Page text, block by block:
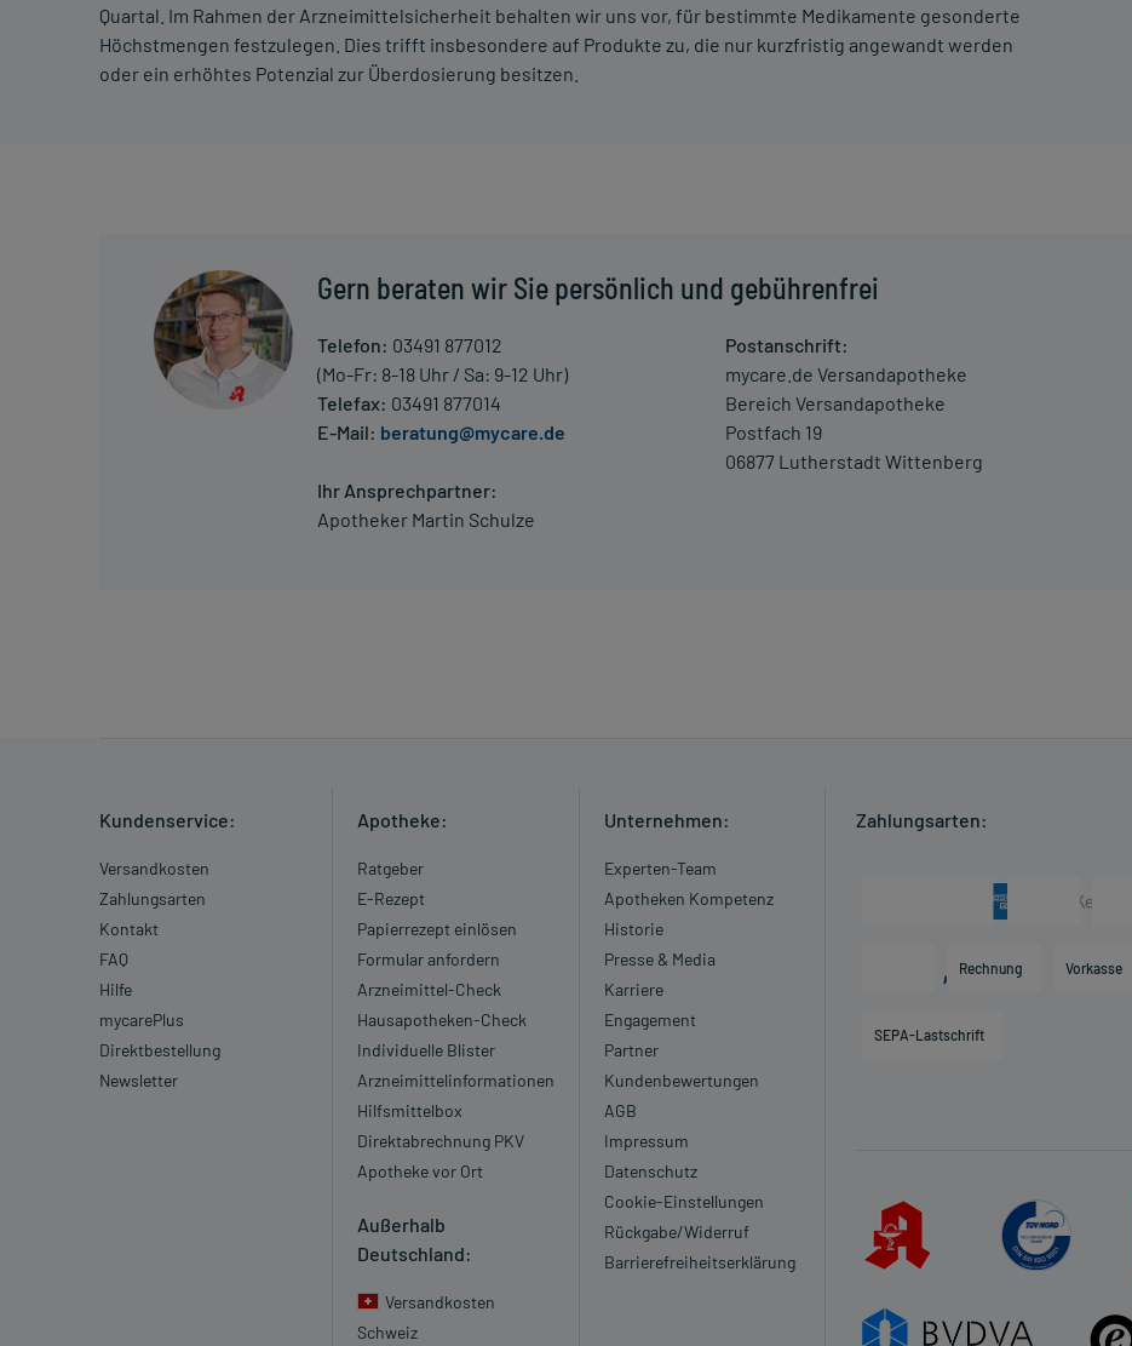
Quartal. Im Rahmen der Arzneimittelsicherheit behalten wir uns vor, für bestimmte Medikamente gesonderte
Höchstmengen festzulegen. Dies trifft insbesondere auf Produkte zu, die nur kurzfristig angewandt werden
oder ein erhöhtes Potenzial zur Überdosierung besitzen.
Gern beraten wir Sie persönlich und gebührenfrei
Telefon: 03491 877012
(Mo-Fr: 8-18 Uhr / Sa: 9-12 Uhr)
Telefax: 03491 877014
E-Mail: beratung@mycare.de
Ihr Ansprechpartner:
Apotheker Martin Schulze
Postanschrift:
mycare.de Versandapotheke
Bereich Versandapotheke
Postfach 19
06877 Lutherstadt Wittenberg
Kundenservice:
Versandkosten
Zahlungsarten
Kontakt
FAQ
Hilfe
mycarePlus
Direktbestellung
Newsletter
Apotheke:
Ratgeber
E-Rezept
Papierrezept einlösen
Formular anfordern
Arzneimittel-Check
Hausapotheken-Check
Individuelle Blister
Arzneimittelinformationen
Hilfsmittelbox
Direktabrechnung PKV
Apotheke vor Ort
Außerhalb
Deutschland:
Versandkosten
Schweiz
Unternehmen:
Experten-Team
Apotheken Kompetenz
Historie
Presse & Media
Karriere
Engagement
Partner
Kundenbewertungen
AGB
Impressum
Datenschutz
Cookie-Einstellungen
Rückgabe/Widerruf
Barrierefreiheitserklärung
Zahlungsarten:
Rechnung Vorkasse
SEPA-Lastschrift